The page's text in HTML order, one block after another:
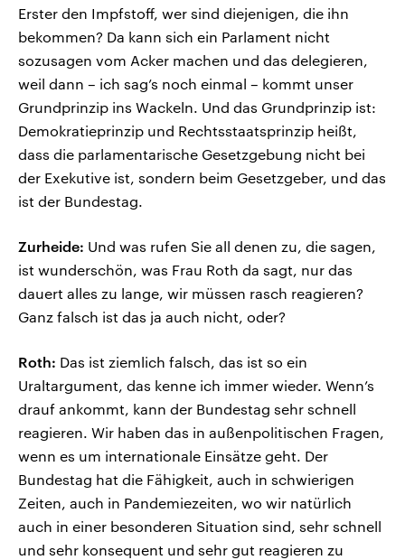
Erster den Impfstoff, wer sind diejenigen, die ihn
bekommen? Da kann sich ein Parlament nicht
sozusagen vom Acker machen und das delegieren,
weil dann – ich sag’s noch einmal – kommt unser
Grundprinzip ins Wackeln. Und das Grundprinzip ist:
Demokratieprinzip und Rechtsstaatsprinzip heißt,
dass die parlamentarische Gesetzgebung nicht bei
der Exekutive ist, sondern beim Gesetzgeber, und das
ist der Bundestag.
Zurheide: Und was rufen Sie all denen zu, die sagen,
ist wunderschön, was Frau Roth da sagt, nur das
dauert alles zu lange, wir müssen rasch reagieren?
Ganz falsch ist das ja auch nicht, oder?
Roth: Das ist ziemlich falsch, das ist so ein
Uraltargument, das kenne ich immer wieder. Wenn’s
drauf ankommt, kann der Bundestag sehr schnell
reagieren. Wir haben das in außenpolitischen Fragen,
wenn es um internationale Einsätze geht. Der
Bundestag hat die Fähigkeit, auch in schwierigen
Zeiten, auch in Pandemiezeiten, wo wir natürlich
auch in einer besonderen Situation sind, sehr schnell
und sehr konsequent und sehr gut reagieren zu